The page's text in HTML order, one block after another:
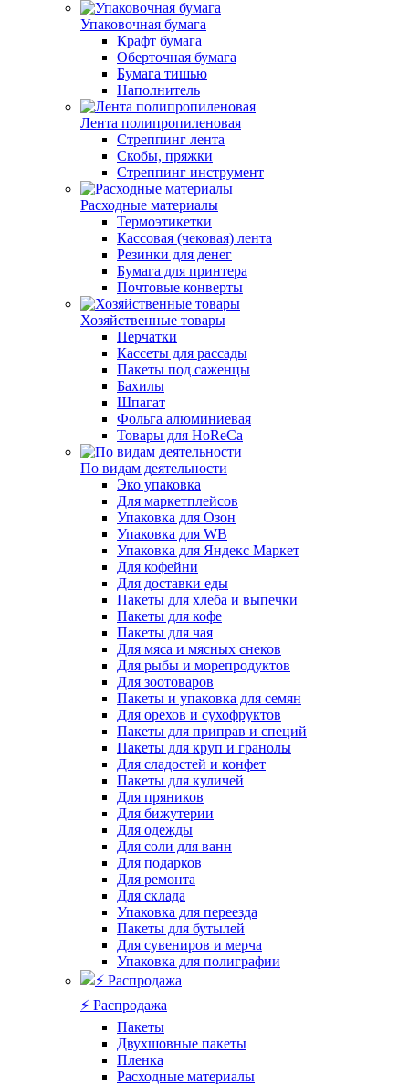
Упаковочная бумага
Крафт бумага
Оберточная бумага
Бумага тишью
Наполнитель
Лента полипропиленовая
Стреппинг лента
Скобы, пряжки
Стреппинг инструмент
Расходные материалы
Термоэтикетки
Кассовая (чековая) лента
Резинки для денег
Бумага для принтера
Почтовые конверты
Хозяйственные товары
Перчатки
Кассеты для рассады
Пакеты под саженцы
Бахилы
Шпагат
Фольга алюминиевая
Товары для HoReCa
По видам деятельности
Эко упаковка
Для маркетплейсов
Упаковка для Озон
Упаковка для WB
Упаковка для Яндекс Маркет
Для кофейни
Для доставки еды
Пакеты для хлеба и выпечки
Пакеты для кофе
Пакеты для чая
Для мяса и мясных снеков
Для рыбы и морепродуктов
Для зоотоваров
Пакеты и упаковка для семян
Для орехов и сухофруктов
Пакеты для приправ и специй
Пакеты для круп и гранолы
Для сладостей и конфет
Пакеты для куличей
Для пряников
Для бижутерии
Для одежды
Для соли для ванн
Для подарков
Для ремонта
Для склада
Упаковка для переезда
Пакеты для бутылей
Для сувениров и мерча
Упаковка для полиграфии
⚡️ Распродажа
Пакеты
Двухшовные пакеты
Пленка
Расходные материалы